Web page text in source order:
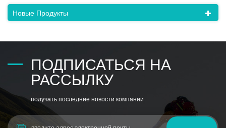
Новые Продукты
ПОДПИСАТЬСЯ НА
РАССЫЛКУ
получать последние новости компании